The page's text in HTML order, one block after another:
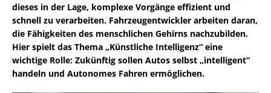
dieses in der Lage, komplexe Vorgänge effizient und
schnell zu verarbeiten. Fahrzeugentwickler arbeiten daran,
die Fähigkeiten des menschlichen Gehirns nachzubilden.
Hier spielt das Thema „Künstliche Intelligenz“ eine
wichtige Rolle: Zukünftig sollen Autos selbst „intelligent“
handeln und Autonomes Fahren ermöglichen.